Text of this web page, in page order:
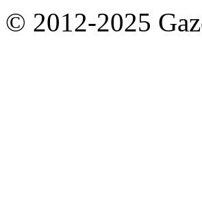
© 2012-2025